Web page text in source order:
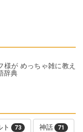
様が めっちゃ雑に教え
辞典
ト 73 神話 71